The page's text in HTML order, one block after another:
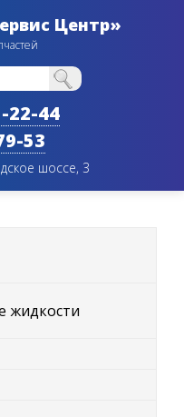
Центр»
22-44
53
шоссе, 3
жидкости